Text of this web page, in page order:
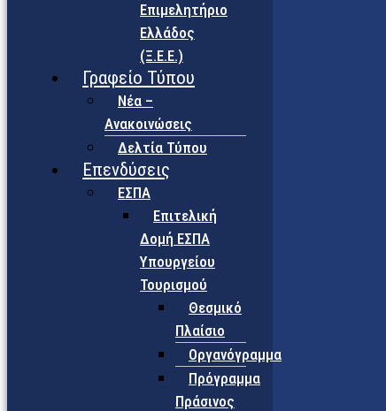
Επιμελητήριο
Ελλάδος
(Ξ.Ε.Ε.)
Γραφείο Τύπου
Νέα –
Ανακοινώσεις
Δελτία Τύπου
Επενδύσεις
ΕΣΠΑ
Επιτελική
Δομή ΕΣΠΑ
Υπουργείου
Τουρισμού
Θεσμικό
Πλαίσιο
Οργανόγραμμα
Πρόγραμμα
Πράσινος